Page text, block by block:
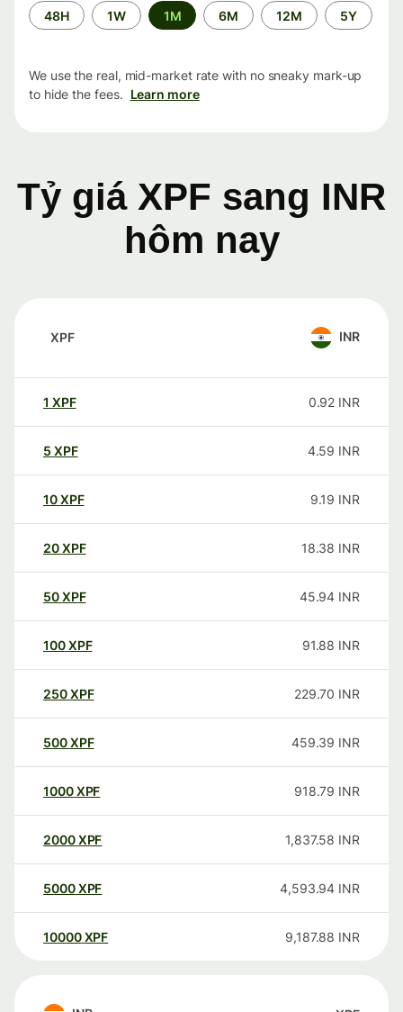
Time
period
48H 1W 1M 6M 12M 5Y
We use the real, mid-market rate with no sneaky mark-up
to hide the fees. Learn more
Tỷ giá XPF sang INR
hôm nay
XPF INR
1 XPF 0.92 INR
5 XPF 4.59 INR
10XPF 9.19 INR
20XPF 18.38 INR
50XPF 45.94 INR
100XPF 91.88 INR
250XPF 229.70 INR
500XPF 459.39 INR
1000XPF 918.79 INR
2000XPF 1,837.58 INR
5000XPF 4,593.94 INR
10000 XPF 9,187.88 INR